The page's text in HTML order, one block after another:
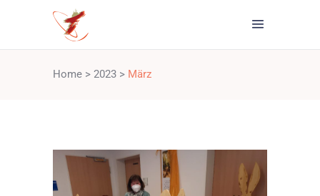
Home > 2023 > März